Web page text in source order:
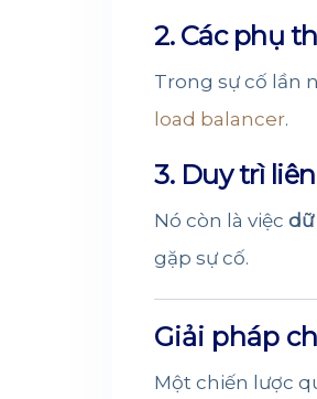
2. Các phụ
Trong sự cố lần
load balancer.
3. Duy trì
Nó còn là việc dữ
gặp sự cố.
Giải pháp
Một chiến lược